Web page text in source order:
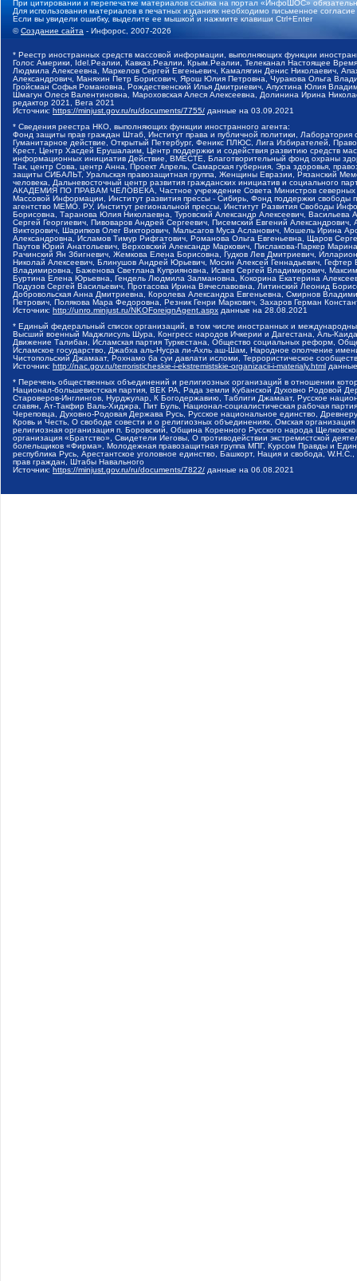
При цитировании и перепечатке материалов ссылка на портал «ИнфоШОС»
Для использования материалов в печатных изданиях необходимо письменное
Если вы увидели ошибку, выделите ее мышкой и нажмите клавиши Ctrl+Enter
©Создание сайта - Инфорос, 2007-2026
* Реестр иностранных средств массовой информации, выполняющих функции
Голос Америки, Idel.Реалии, Кавказ.Реалии, Крым.Реалии, Телеканал Настоящее
Людмила Алексеевна, Маркелов Сергей Евгеньевич, Камалягин Денис Николаевич,
Александрович, Маняхин Петр Борисович, Ярош Юлия Петровна, Чуракова Ольга
Гройсман Софья Романовна, Рождественский Илья Дмитриевич, Апухтина Юлия
Шмагун Олеся Валентиновна, Мароховская Алеся Алексеевна, Долинина Ирина
редактор 2021, Вега 2021
Источник: https://minjust.gov.ru/ru/documents/7755/ данные на 03.09.2021
* Сведения реестра НКО, выполняющих функции иностранного агента:
Фонд защиты прав граждан Штаб, Институт права и публичной политики,
Гуманитарное действие, Открытый Петербург, Феникс ПЛЮС, Лига Избирателей,
Крест, Центр Хасдей Ерушалаим, Центр поддержки и содействия развитию средств
информационных инициатив Действие, ВМЕСТЕ, Благотворительный фонд охраны
Так, центр Сова, центр Анна, Проект Апрель, Самарская губерния, Эра здоровья,
защиты СИБАЛЬТ, Уральская правозащитная группа, Женщины Евразии, Рязанский
человека, Дальневосточный центр развития гражданских инициатив и социального
АКАДЕМИЯ ПО ПРАВАМ ЧЕЛОВЕКА, Частное учреждение Совета Министров северных
Массовой Информации, Институт развития прессы - Сибирь, Фонд поддержки
агентство МЕМО. РУ, Институт региональной прессы, Институт Развития Свободы
Борисовна, Таранова Юлия Николаевна, Туровский Александр Алексеевич,
Сергей Георгиевич, Пивоваров Андрей Сергеевич, Писемский Евгений
Викторович, Шарипков Олег Викторович, Мальсагов Муса Асланович, Мошель Ирина
Александровна, Исламов Тимур Рифгатович, Романова Ольга Евгеньевна, Щаров
Паутов Юрий Анатольевич, Верховский Александр Маркович, Пислакова-Паркер
Рачинский Ян Збигневич, Жемкова Елена Борисовна, Гудков Лев Дмитриевич,
Николай Алексеевич, Блинушов Андрей Юрьевич, Мосин Алексей Геннадьевич,
Владимировна, Баженова Светлана Куприяновна, Исаев Сергей Владимирович,
Буртина Елена Юрьевна, Гендель Людмила Залмановна, Кокорина Екатерина
Подузов Сергей Васильевич, Протасова Ирина Вячеславовна, Литинский Леонид
Добровольская Анна Дмитриевна, Королева Александра Евгеньевна, Смирнов
Петрович, Полякова Мара Федоровна, Резник Генри Маркович, Захаров Герман
Источник: http://unro.minjust.ru/NKOForeignAgent.aspx данные на 28.08.2021
* Единый федеральный список организаций, в том числе иностранных и
Высший военный Маджлисуль Шура, Конгресс народов Ичкерии и Дагестана, Аль-
Движение Талибан, Исламская партия Туркестана, Общество социальных реформ,
Исламское государство, Джабха аль-Нусра ли-Ахль аш-Шам, Народное ополчение
Чистопольский Джамаат, Рохнамо ба суи давлати исломи, Террористическое
Источник: http://nac.gov.ru/terroristicheskie-i-ekstremistskie-organizacii-i-materialy.html
* Перечень общественных объединений и религиозных организаций в отношении
Национал-большевистская партия, ВЕК РА, Рада земли Кубанской Духовно Родовой
Староверов-Инглингов, Нурджулар, К Богодержавию, Таблиги Джамаат, Русское
славян, Ат-Такфир Валь-Хиджра, Пит Буль, Национал-социалистическая рабочая
Череповца, Духовно-Родовая Держава Русь, Русское национальное единство,
Кровь и Честь, О свободе совести и о религиозных объединениях, Омская
религиозная организация п. Боровский, Община Коренного Русского народа
организация «Братство», Свидетели Иеговы, О противодействии экстремистской
болельщиков «Фирма», Молодежная правозащитная группа МПГ, Курсом Правды и
республика Русь, Арестантское уголовное единство, Башкорт, Нация и свобода,
прав граждан, Штабы Навального
Источник: https://minjust.gov.ru/ru/documents/7822/ данные на 06.08.2021